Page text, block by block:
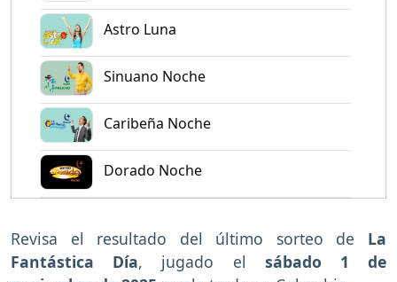
Astro Luna
Sinuano Noche
Caribeña Noche
Dorado Noche
Revisa el resultado del último sorteo de La
Fantástica Día, jugado el sábado 1 de